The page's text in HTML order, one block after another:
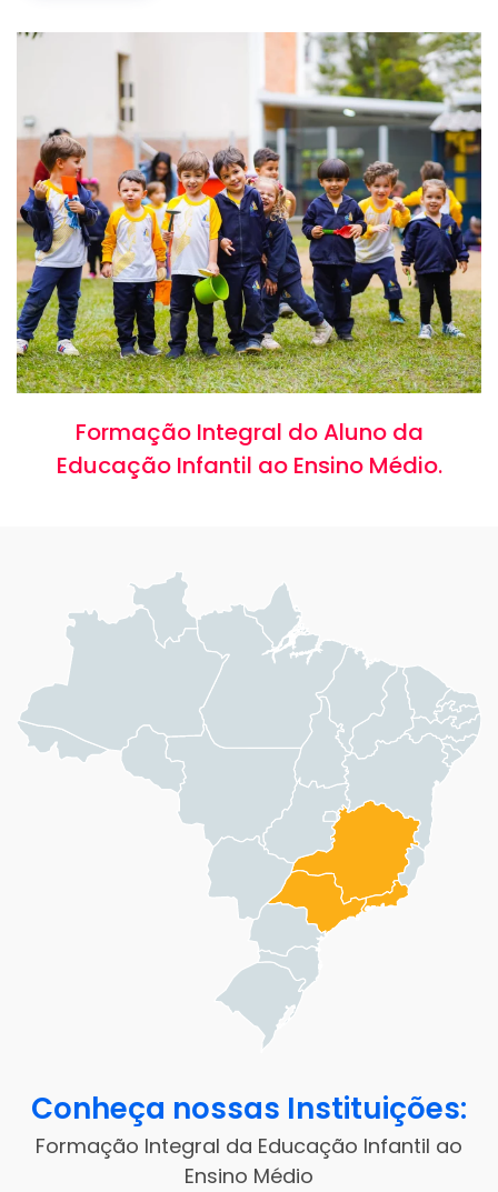
Formação Integral do Aluno da
Educação Infantil ao Ensino Médio.
Conheça nossas Instituições:
Formação Integral da Educação Infantil ao
Ensino Médio